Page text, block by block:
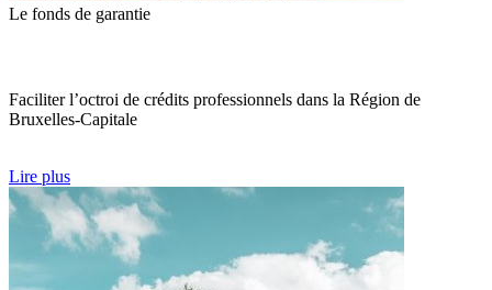
Le fonds de garantie
Faciliter l’octroi de crédits professionnels dans la Région de
Bruxelles-Capitale
Lire plus